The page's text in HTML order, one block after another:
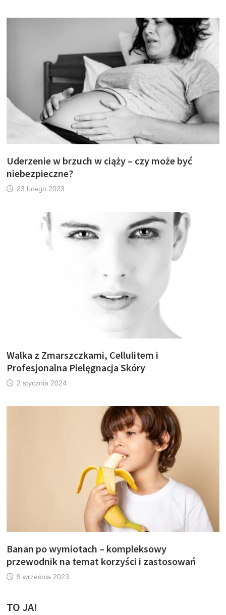
Uderzenie w brzuch w ciąży – czy może być
niebezpieczne?
23 lutego 2023
Walka z Zmarszczkami, Cellulitem i
Profesjonalna Pielęgnacja Skóry
2 stycznia 2024
Banan po wymiotach – kompleksowy
przewodnik na temat korzyści i zastosowań
9 września 2023
TO JA!